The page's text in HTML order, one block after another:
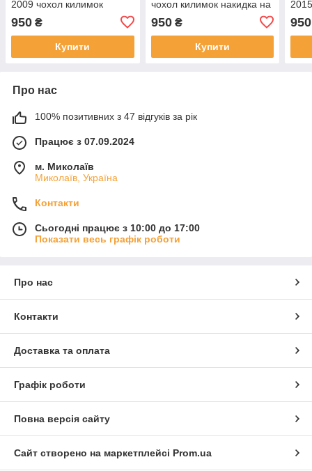
2009 чохол килимок
приладів авто Хюндай
Соната
950 ₴
Купити
чохол килимок накидка на
Хюндай Матрікс
950₴
Купити
950
Про нас
100% позитивних з 47 відгуків за рік
Працює з 07.09.2024
м. Миколаїв
Миколаїв, Україна
Контакти
Сьогодні працює з 10:00 до 17:00
Показати весь графік роботи
Про нас
Контакти
Доставка та оплата
Графік роботи
Повна версія сайту
Сайт створено на маркетплейсі Prom.ua